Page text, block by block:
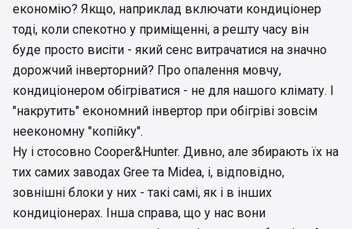
економію? Якщо, наприклад включати кондиціонер
тоді, коли спекотно у приміщенні, а решту часу він
буде просто висіти - який сенс витрачатися на значно
дорожчий інверторний? Про опалення мовчу,
кондиціонером обігріватися - не для нашого клімату. І
"накрутить" економний інвертор при обігріві зовсім
неекономну "копійку".
Ну і стосовно Cooper&Hunter. Дивно, але збирають їх на
тих самих заводах Gree та Midea, і, відповідно,
зовнішні блоки у них - такі самі, як і в інших
кондиціонерах. Інша справа, що у нас вони